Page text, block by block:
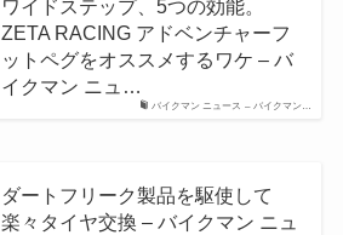
バイクマン ニュース – バイクマン…
ワイドステップ、5つの効能。
ZETA RACING アドベンチャーフ
ットペグをオススメするワケ – バ
イクマン ニュ…
ダートフリーク製品を駆使して
楽々タイヤ交換 – バイクマン ニュ